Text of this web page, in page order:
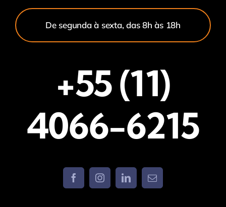
De segunda à sexta, das 8h às 18h
+55 (11)
4066-6215